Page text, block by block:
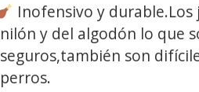
Inofensivo y durable.Los
nilón y del algodón lo que
seguros,también son
perros.